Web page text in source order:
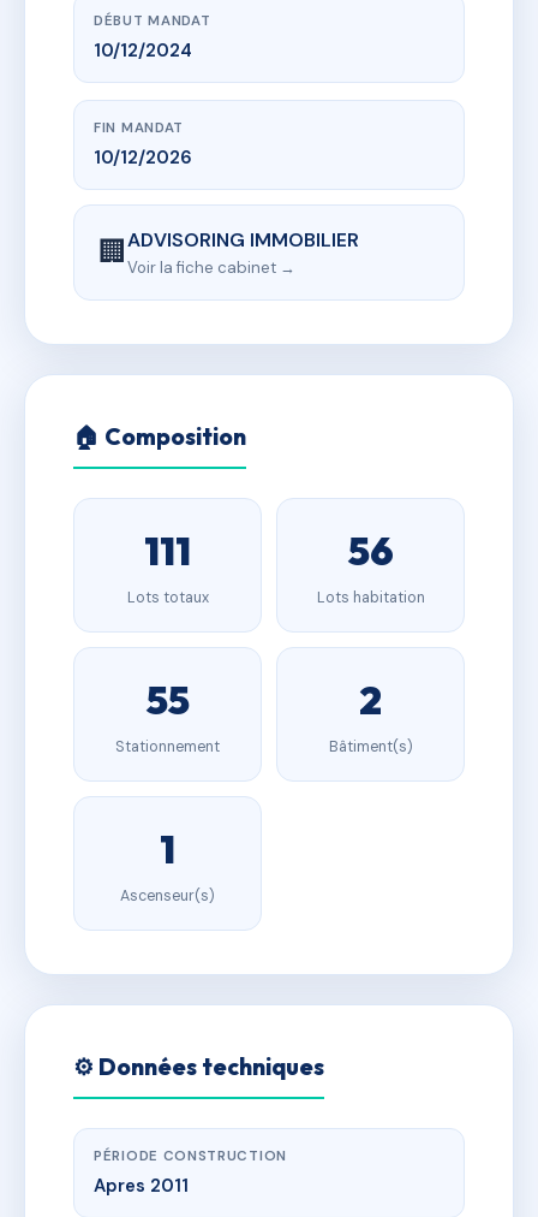
DÉBUT MANDAT
10/12/2024
FIN MANDAT
10/12/2026
🏢ADVISORING IMMOBILIER
Voir la fiche cabinet →
🏠 Composition
111
Lots totaux
56
Lots habitation
55
Stationnement
2
Bâtiment(s)
1
Ascenseur(s)
⚙️ Données techniques
PÉRIODE CONSTRUCTION
Apres 2011